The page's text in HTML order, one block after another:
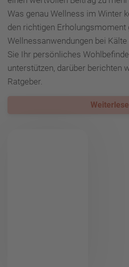
Was genau Wellness im Winter
den richtigen Erholungsmoment
Wellnessanwendungen bei
Sie Ihr persönliches
unterstützen, darüber berichten
Ratgeber.